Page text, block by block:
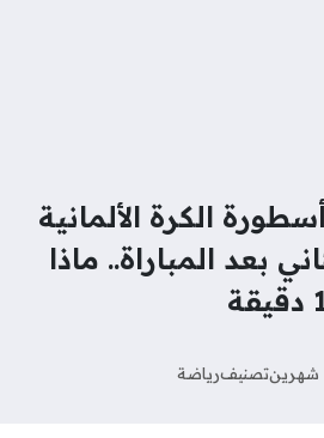
الكرة الألمانية
بعد المباراة.. ماذا
شهرينتصنيفرياضة